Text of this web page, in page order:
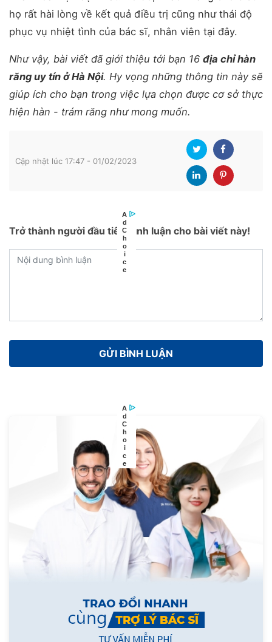
họ rất hài lòng về kết quả điều trị cũng như thái độ
phục vụ nhiệt tình của bác sĩ, nhân viên tại đây.
Như vậy, bài viết đã giới thiệu tới bạn 16 địa chỉ hàn
răng uy tín ở Hà Nội. Hy vọng những thông tin này sẽ
giúp ích cho bạn trong việc lựa chọn được cơ sở thực
hiện hàn - trám răng như mong muốn.
Cập nhật lúc 17:47 - 01/02/2023
Trở thành người đầu tiên bình luận cho bài viết này!